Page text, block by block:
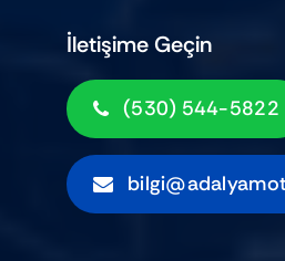
İletişime Geçin
(530) 544-5822